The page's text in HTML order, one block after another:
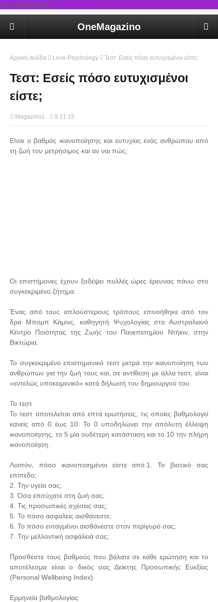
rel='stylesheet'/>
OneMagazino
Αρχική σελίδα Love-Psychology Τεστ: Εσείς πόσο ευτυχισμένοι είστε;
Τεστ: Εσείς πόσο ευτυχισμένοι
είστε;
Magazino1 9.11.15
Είναι ο βαθμός ικανοποίησης και ευτυχίας ενός ανθρώπου από
τη ζωή του μετρήσιμος και αν ναι πώς;
Οι επιστήμονες έχουν ξοδέψει πολλές ώρες έρευνας πάνω στο
συγκεκριμένο ζήτημα.
Ένας από τους απλούστερους τρόπους επινοήθηκε από τον
δρα Μπομπ Κάμινς, καθηγητή Ψυχολογίας στο Αυστραλιανό
Κέντρο Ποιότητας της Ζωής του Πανεπισημίου Ντήκιν, στην
Βικτώρια.
Το συγκεκριμένο επιστημονικό τεστ μετρά την ικανοποίηση των
ανθρώπων για την ζωή τους και, σε αντίθεση με άλλα τεστ, είναι
«εντελώς υποκειμενικό» κατά δήλωσή του δημιουργού του.
Το τεστ
Το τεστ αποτελείται από επτά ερωτήσεις, τις οποίες βαθμολογεί
κανείς από 0 έως 10. Το 0 υποδηλώνει την απόλυτη έλλειψη
ικανοποίησης, το 5 μία ουδέτερη κατάσταση και το 10 την πλήρη
ικανοποίηση.
Λοιπόν, πόσο ικανοποιημένοι είστε από:1. Το βιοτικό σας
επίπεδο;
2. Την υγεία σας;
3. Όσα επιτύχατε στη ζωή σας;
4. Τις προσωπικές σχέσεις σας;
5. Το πόσο ασφαλείς αισθάνεστε;
6. Το πόσο ενταγμένοι αισθάνεστε στον περίγυρό σας;
7. Την μελλοντική ασφάλειά σας;
Προσθέστε τους βαθμούς που βάλατε σε κάθε ερώτηση και το
αποτέλεσμα είναι ο δικός σας Δείκτης Προσωπικής Ευεξίας
(Personal Wellbeing Index).
Ερμηνεία βαθμολογίας